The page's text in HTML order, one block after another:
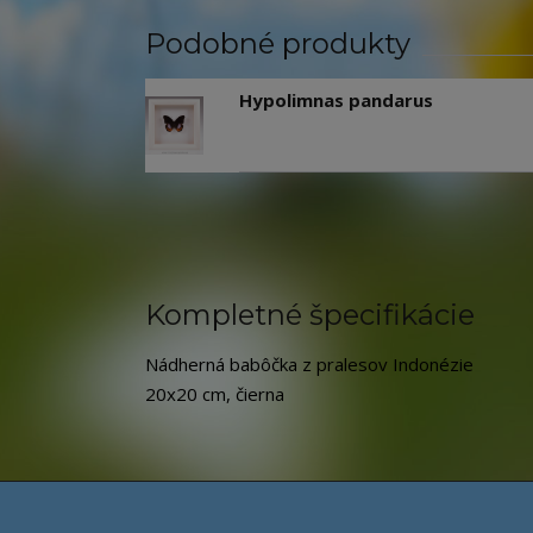
Podobné produkty
Hypolimnas pandarus
Kompletné špecifikácie
Nádherná babôčka z pralesov Indonézie
20x20 cm, čierna